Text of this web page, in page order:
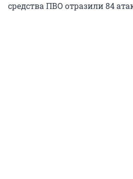
средства ПВО отразили 84